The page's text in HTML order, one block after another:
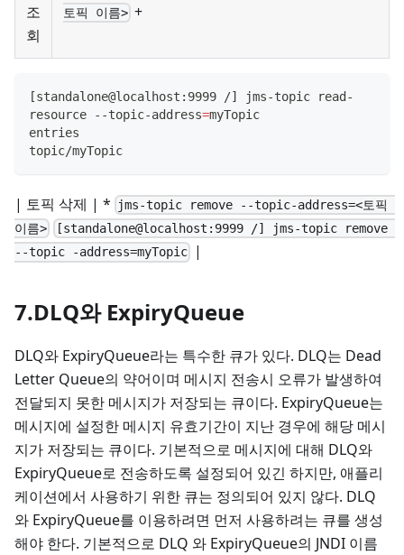
조
회
토픽 이름> +
[standalone@localhost:9999 /]
jms-topic read-
resource --topic-address=myTopic
entries
topic/myTopic
| 토픽 삭제 | *
jms-topic remove --topic-address=<토픽
이름>
[standalone@localhost:9999 /] jms-topic remove
--topic -address=myTopic
|
7.DLQ와 ExpiryQueue
DLQ와 ExpiryQueue라는 특수한 큐가 있다. DLQ는 Dead
Letter Queue의 약어이며 메시지 전송시 오류가 발생하여
전달되지 못한 메시지가 저장되는 큐이다. ExpiryQueue는
메시지에 설정한 메시지 유효기간이 지난 경우에 해당 메시
지가 저장되는 큐이다. 기본적으로 메시지에 대해 DLQ와
ExpiryQueue로 전송하도록 설정되어 있긴 하지만, 애플리
케이션에서 사용하기 위한 큐는 정의되어 있지 않다. DLQ
와 ExpiryQueue를 이용하려면 먼저 사용하려는 큐를 생성
해야 한다. 기본적으로 DLQ 와 ExpiryQueue의 JNDI 이름